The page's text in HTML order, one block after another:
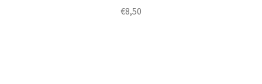
€8,50